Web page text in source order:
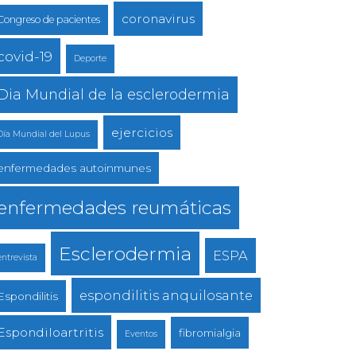
de pacientes coronavirus
19 Deporte
Mundial de la esclerodermia
Mundial del Lupus ejercicios
autoinmunes
reumáticas
Esclerodermia ESPA
espondilitis anquilosante
Eventos fibromialgia